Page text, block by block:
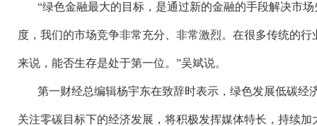
“绿色金融最大的目标，是通过新的金融的手段解决市
度，我们的市场竞争非常充分、非常激烈。在很多传统的
来说，能否生存是处于第一位。”吴斌说。
第一财经总编辑杨宇东在致辞时表示，绿色发展低碳经
关注零碳目标下的经济发展，将积极发挥媒体特长，持续